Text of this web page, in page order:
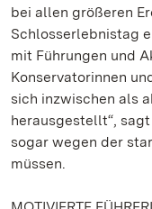
bei allen größeren
Schlosserlebnistag
mit Führungen und
Konservatorinnen
sich inzwischen als
herausgestellt“,
sogar wegen der
müssen.